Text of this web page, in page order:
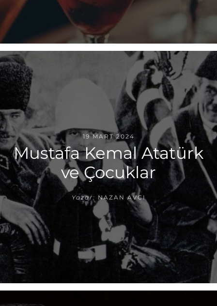
19 MART 2024
Mustafa Kemal Atatürk
ve Çocuklar
Yazar: NAZAN AVCI